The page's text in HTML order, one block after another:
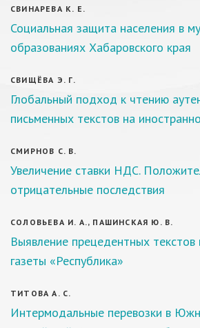
СВИНАРЕВА К. Е.
Социальная защита населения в
образованиях Хабаровского края
СВИЩЁВА Э. Г.
Глобальный подход к чтению
письменных текстов на
СМИРНОВ С. В.
Увеличение ставки НДС.
отрицательные последствия
СОЛОВЬЕВА И. А., ПАШИНСКАЯ Ю. В.
Выявление прецедентных текстов
газеты «Республика»
ТИТОВА А. С.
Интермодальные перевозки в